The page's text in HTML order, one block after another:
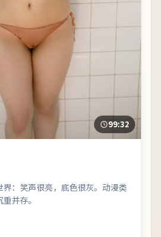
99:32
界：笑声很亮，底色很灰。动漫类
并存。